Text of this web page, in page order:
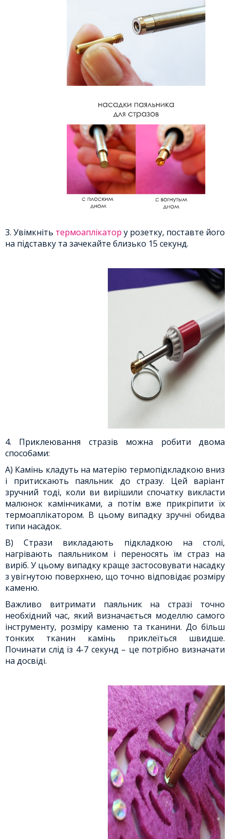
3. Увімкніть термоаплікатор у розетку, поставте його
на підставку та зачекайте близько 15 секунд.
4. Приклеювання стразів можна робити двома
способами:
А) Камінь кладуть на матерію термопідкладкою вниз
і притискають паяльник до стразу. Цей варіант
зручний тоді, коли ви вирішили спочатку викласти
малюнок камінчиками, а потім вже прикріпити їх
термоаплікатором. В цьому випадку зручні обидва
типи насадок.
В) Стрази викладають підкладкою на столі,
нагрівають паяльником і переносять їм страз на
виріб. У цьому випадку краще застосовувати насадку
з увігнутою поверхнею, що точно відповідає розміру
каменю.
Важливо витримати паяльник на стразі точно
необхідний час, який визначається моделлю самого
інструменту, розміру каменю та тканини. До більш
тонких тканин камінь приклеїться швидше.
Починати слід із 4-7 секунд – це потрібно визначати
на досвіді.